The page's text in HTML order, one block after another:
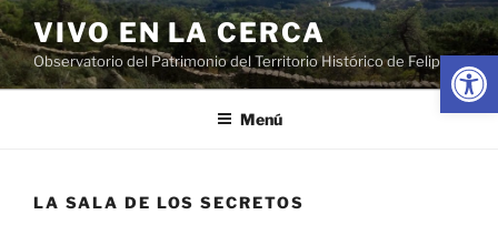
Abrir
Saltar
al
contenido
VIVO EN LA CERCA
Observatorio del Patrimonio del Territorio Histórico de Felipe II
Menú
LA SALA DE LOS SECRETOS